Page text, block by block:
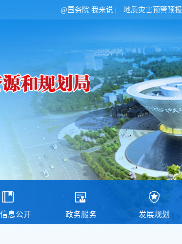
@国务院 我来说 | 地质灾害预警预报
息公开 政务服务 发展规划